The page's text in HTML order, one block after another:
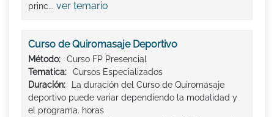
princ... ver temario
Curso de Quiromasaje Deportivo
Método:
Curso FP Presencial
Tematica:
Cursos Especializados
Duración:
La duración del Curso de Quiromasaje
deportivo puede variar dependiendo la modalidad y
el programa. horas